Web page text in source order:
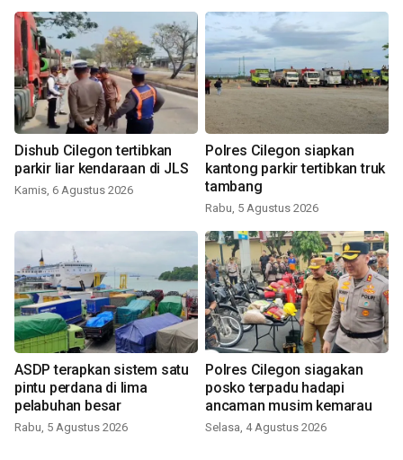
Dishub Cilegon tertibkan
parkir liar kendaraan di JLS
Kamis, 6 Agustus 2026
Polres Cilegon siapkan
kantong parkir tertibkan truk
tambang
Rabu, 5 Agustus 2026
ASDP terapkan sistem satu
pintu perdana di lima
pelabuhan besar
Rabu, 5 Agustus 2026
Polres Cilegon siagakan
posko terpadu hadapi
ancaman musim kemarau
Selasa, 4 Agustus 2026